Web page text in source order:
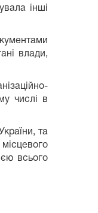
інші
влади,
числі в
та
всього